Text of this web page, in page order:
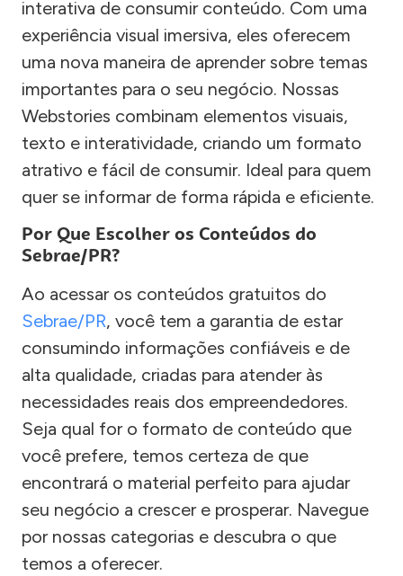
interativa de consumir conteúdo. Com uma
experiência visual imersiva, eles oferecem
uma nova maneira de aprender sobre temas
importantes para o seu negócio. Nossas
Webstories combinam elementos visuais,
texto e interatividade, criando um formato
atrativo e fácil de consumir. Ideal para quem
quer se informar de forma rápida e eficiente.
Por Que Escolher os Conteúdos do
Sebrae/PR?
Ao acessar os conteúdos gratuitos do
Sebrae/PR, você tem a garantia de estar
consumindo informações confiáveis e de
alta qualidade, criadas para atender às
necessidades reais dos empreendedores.
Seja qual for o formato de conteúdo que
você prefere, temos certeza de que
encontrará o material perfeito para ajudar
seu negócio a crescer e prosperar. Navegue
por nossas categorias e descubra o que
temos a oferecer.